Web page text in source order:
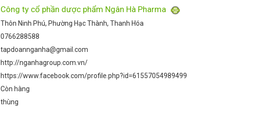
Công ty cổ phần dược phẩm Ngân Hà Pharma
Thôn Ninh Phú, Phường Hạc Thành, Thanh Hóa
0766288588
tapdoannganha@gmail.com
http://nganhagroup.com.vn/
https://www.facebook.com/profile.php?id=61557054989499
Còn hàng
thùng